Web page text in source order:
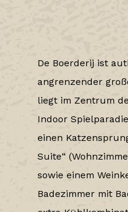
De Boerderij ist
angrenzender
liegt im Zentrum
Indoor
einen
Suite“
sowie einem
Badezimmer mit